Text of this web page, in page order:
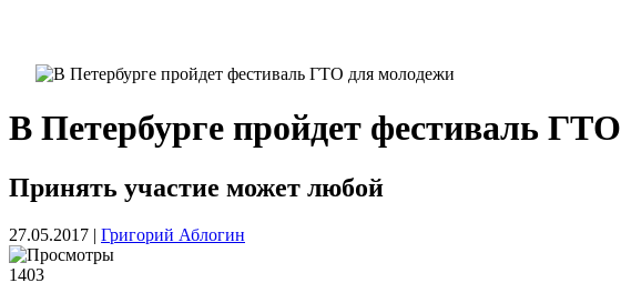
В Петербурге пройдет фестиваль
Принять участие может любой
27.05.2017 | Григорий Аблогин
1403